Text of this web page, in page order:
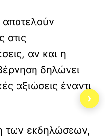
αποτελούν
στις
αν και η
δηλώνει
αξιώσεις έναντι
των εκδηλώσεων,
›